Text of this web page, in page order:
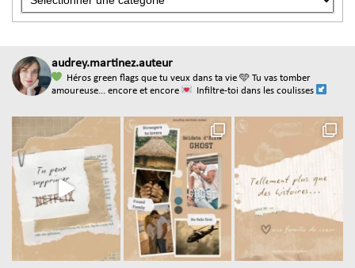
audrey.martinez.auteur
Héros green flags que tu veux dans ta vie 🩵 Tu vas tomber
amoureuse... encore et encore
Infiltre-toi dans les coulisses